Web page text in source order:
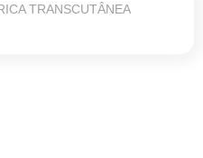
TRANSCUTÂNEA